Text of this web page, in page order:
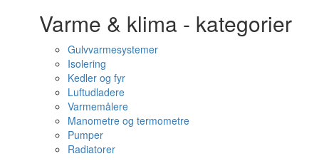
Varme & klima - kategorier
Gulvvarmesystemer
Isolering
Kedler og fyr
Luftudladere
Varmemålere
Manometre og termometre
Pumper
Radiatorer